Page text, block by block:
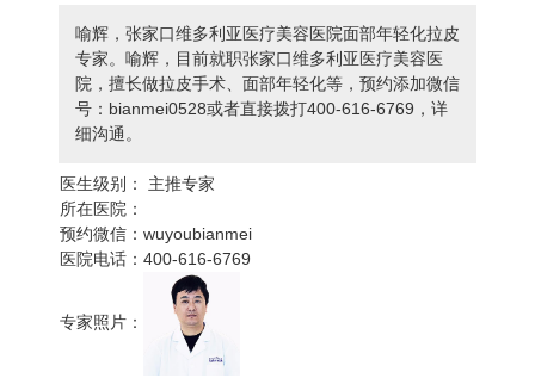
喻辉，张家口维多利亚医疗美容医院面部年轻化拉皮
专家。喻辉，目前就职张家口维多利亚医疗美容医
院，擅长做拉皮手术、面部年轻化等，预约添加微信
号：bianmei0528或者直接拨打400-616-6769，详
细沟通。
医生级别：
主推专家
所在医院：
预约微信：wuyoubianmei
医院电话：400-616-6769
专家照片：